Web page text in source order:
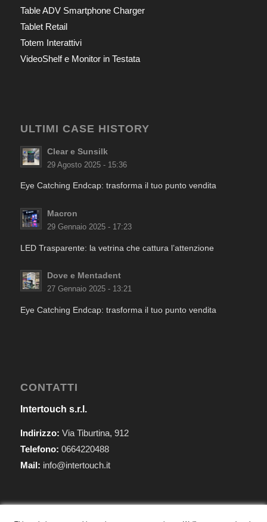
Table ADV Smartphone Charger
Tablet Retail
Totem Interattivi
VideoShelf e Monitor in Testata
ULTIMI CASE HISTORY
Clear e Sunsilk
29 Agosto 2025 - 15:36
Eye Catching Endcap: trasforma il tuo punto vendita
Macron
29 Gennaio 2025 - 17:23
LED Trasparente: la vetrina che cattura l’attenzione
Dove e Mentadent
27 Gennaio 2025 - 13:21
Eye Catching Endcap: trasforma il tuo punto vendita
CONTATTI
Intertouch s.r.l.
Indirizzo: Via Tiburtina, 912
Telefono: 0664220488
Mail: info@intertouch.it